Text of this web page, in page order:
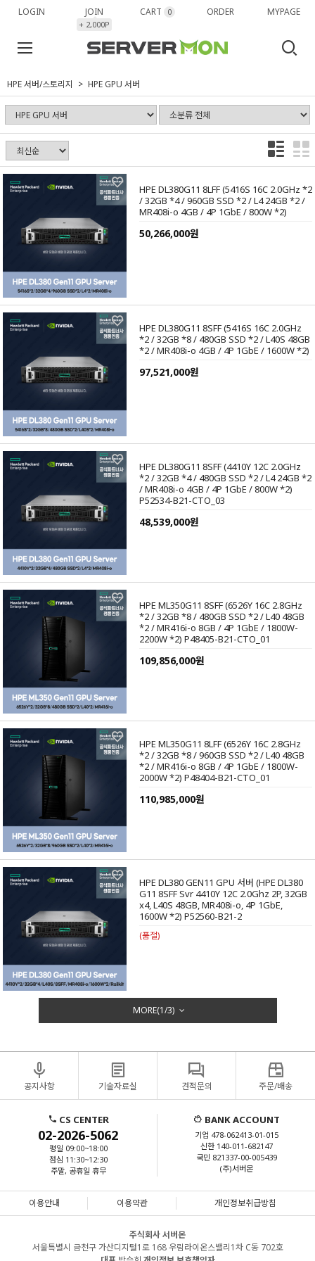
LOGIN JOIN
+ 2,000P
CART 0 ORDER MYPAGE
HPE 서버/스토리지 HPE GPU 서버
HPE DL380G11 8LFF (5416S 16C 2.0GHz *2
/ 32GB *4 / 960GB SSD *2 / L4 24GB *2 /
MR408i-o 4GB / 4P 1GbE / 800W *2)
50,266,000원
HPE DL380G11 8SFF (5416S 16C 2.0GHz
*2 / 32GB *8 / 480GB SSD *2 / L40S 48GB
*2 / MR408i-o 4GB / 4P 1GbE / 1600W *2)
97,521,000원
HPE DL380G11 8SFF (4410Y 12C 2.0GHz
*2 / 32GB *4 / 480GB SSD *2 / L4 24GB *2
/ MR408i-o 4GB / 4P 1GbE / 800W *2)
P52534-B21-CTO_03
48,539,000원
HPE ML350G11 8SFF (6526Y 16C 2.8GHz
*2 / 32GB *8 / 480GB SSD *2 / L40 48GB
*2 / MR416i-o 8GB / 4P 1GbE / 1800W-
2200W *2) P48405-B21-CTO_01
109,856,000원
HPE ML350G11 8LFF (6526Y 16C 2.8GHz
*2 / 32GB *8 / 960GB SSD *2 / L40 48GB
*2 / MR416i-o 8GB / 4P 1GbE / 1800W-
2000W *2) P48404-B21-CTO_01
110,985,000원
HPE DL380 GEN11 GPU 서버 (HPE DL380
G11 8SFF Svr 4410Y 12C 2.0Ghz 2P, 32GB
x4, L40S 48GB, MR408i-o, 4P 1GbE,
1600W *2) P52560-B21-2
(품절)
MORE(1/3)
공지사항 기술자료실 견적문의 주문/배송
CS CENTER
02-2026-5062
평일 09:00~18:00
점심 11:30~12:30
주말, 공휴일 휴무
BANK ACCOUNT
기업 478-062413-01-015
신한 140-011-682147
국민 821337-00-005439
(주)서버몬
이용안내 이용약관 개인정보취급방침
주식회사 서버몬
서울특별시 금천구 가산디지털1로 168 우림라이온스밸리1차 C동 702호